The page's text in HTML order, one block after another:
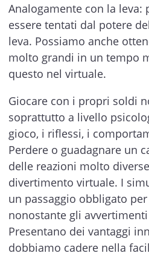
Analogamente con la leva:
essere tentati dal potere
leva. Possiamo anche
molto grandi in un tempo
questo nel virtuale.
Giocare con i propri soldi
soprattutto a livello
gioco, i riflessi, i
Perdere o guadagnare un
delle reazioni molto
divertimento virtuale. I
un passaggio obbligato
nonostante gli
Presentano dei vantaggi
dobbiamo cadere nella